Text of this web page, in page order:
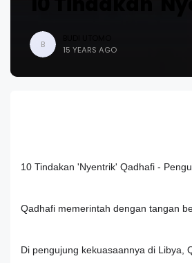
B
15 YEARS AGO
10 Tindakan 'Nyentrik' Qadhafi -
Qadhafi memerintah dengan tangan
Di pengujung kekuasaannya di Libya,